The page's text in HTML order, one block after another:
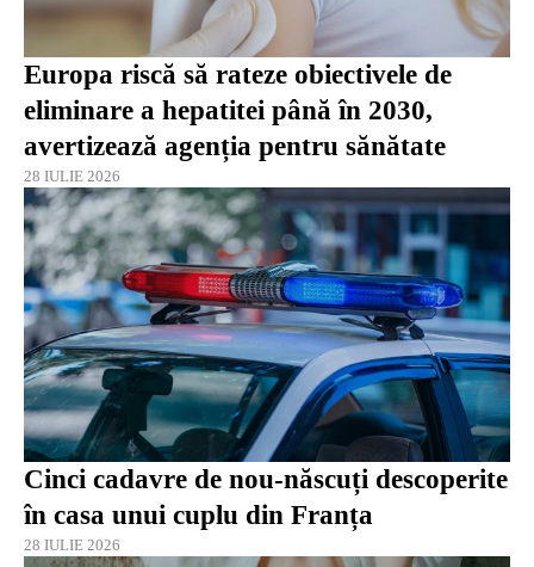
Europa riscă să rateze obiectivele de
eliminare a hepatitei până în 2030,
avertizează agenția pentru sănătate
28 IULIE 2026
Cinci cadavre de nou-născuți descoperite
în casa unui cuplu din Franța
28 IULIE 2026